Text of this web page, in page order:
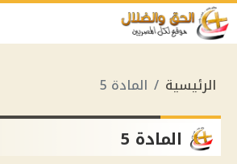
الرئيسية المادة 5
المادة 5